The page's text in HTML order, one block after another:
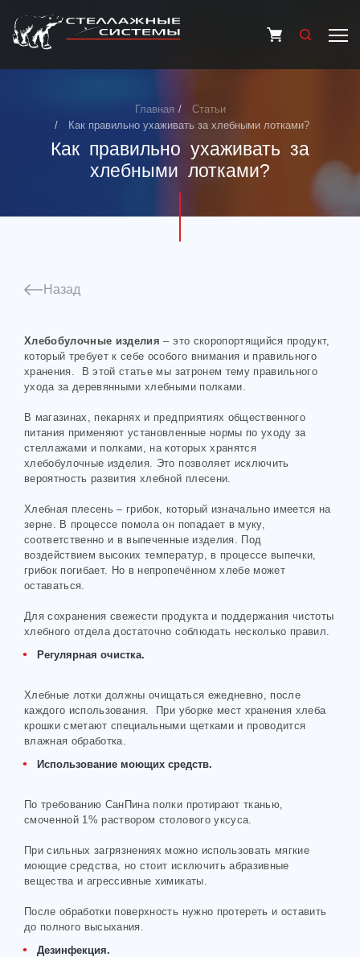
Главная
Статьи
Как правильно ухаживать за хлебными лотками?
Как правильно ухаживать за
хлебными лотками?
Назад
Хлебобулочные изделия – это скоропортящийся продукт,
который требует к себе особого внимания и правильного
хранения. В этой статье мы затронем тему правильного
ухода за деревянными хлебными полками.
В магазинах, пекарнях и предприятиях общественного
питания применяют установленные нормы по уходу за
стеллажами и полками, на которых хранятся
хлебобулочные изделия. Это позволяет исключить
вероятность развития хлебной плесени.
Хлебная плесень – грибок, который изначально имеется на
зерне. В процессе помола он попадает в муку,
соответственно и в выпеченные изделия. Под
воздействием высоких температур, в процессе выпечки,
грибок погибает. Но в непропечённом хлебе может
оставаться.
Для сохранения свежести продукта и поддержания чистоты
хлебного отдела достаточно соблюдать несколько правил.
Регулярная очистка.
Хлебные лотки должны очищаться ежедневно, после
каждого использования. При уборке мест хранения хлеба
крошки сметают специальными щетками и проводится
влажная обработка.
Использование моющих средств.
По требованию СанПина полки протирают тканью,
смоченной 1% раствором столового уксуса.
При сильных загрязнениях можно использовать мягкие
моющие средства, но стоит исключить абразивные
вещества и агрессивные химикаты.
После обработки поверхность нужно протереть и оставить
до полного высыхания.
Дезинфекция.